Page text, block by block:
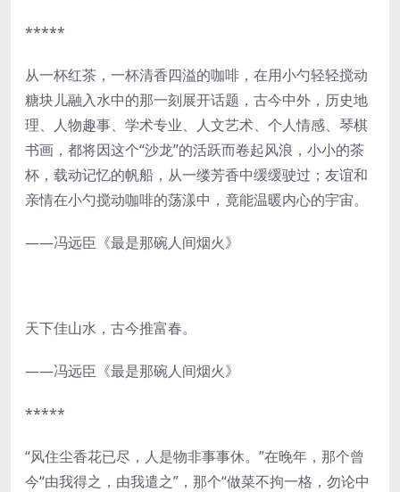
*****
从一杯红茶，一杯清香四溢的咖啡，在用小勺轻轻搅动
糖块儿融入水中的那一刻展开话题，古今中外，历史地
理、人物趣事、学术专业、人文艺术、个人情感、琴棋
书画，都将因这个“沙龙”的活跃而卷起风浪，小小的茶
杯，载动记忆的帆船，从一缕芳香中缓缓驶过；友谊和
亲情在小勺搅动咖啡的荡漾中，竟能温暖内心的宇宙。
——冯远臣《最是那碗人间烟火》
天下佳山水，古今推富春。
——冯远臣《最是那碗人间烟火》
*****
“风住尘香花已尽，人是物非事事休。”在晚年，那个曾
今“由我得之，由我遣之”，那个“做菜不拘一格，勿论中